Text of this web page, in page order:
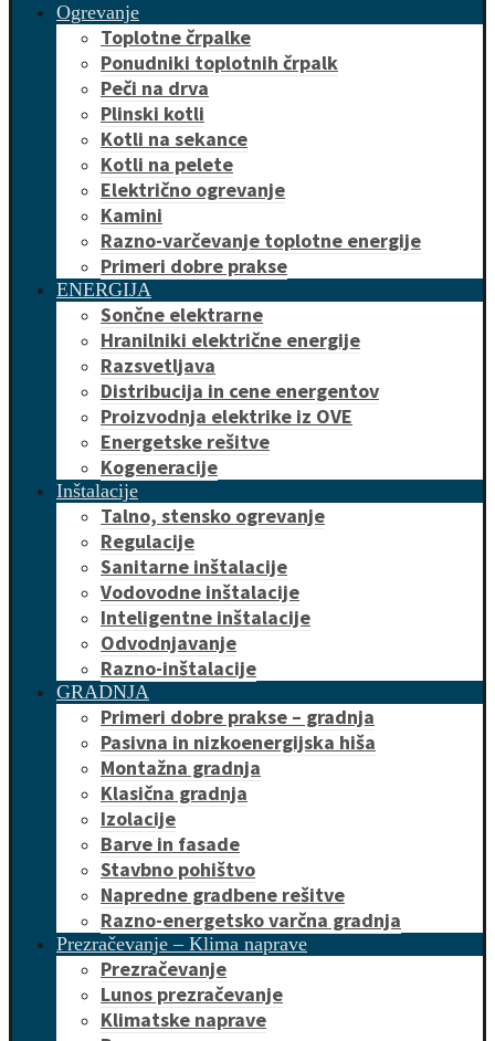
Ogrevanje
Toplotne črpalke
Ponudniki toplotnih črpalk
Peči na drva
Plinski kotli
Kotli na sekance
Kotli na pelete
Električno ogrevanje
Kamini
Razno-varčevanje toplotne energije
Primeri dobre prakse
ENERGIJA
Sončne elektrarne
Hranilniki električne energije
Razsvetljava
Distribucija in cene energentov
Proizvodnja elektrike iz OVE
Energetske rešitve
Kogeneracije
Inštalacije
Talno, stensko ogrevanje
Regulacije
Sanitarne inštalacije
Vodovodne inštalacije
Inteligentne inštalacije
Odvodnjavanje
Razno-inštalacije
GRADNJA
Primeri dobre prakse – gradnja
Pasivna in nizkoenergijska hiša
Montažna gradnja
Klasična gradnja
Izolacije
Barve in fasade
Stavbno pohištvo
Napredne gradbene rešitve
Razno-energetsko varčna gradnja
Prezračevanje – Klima naprave
Prezračevanje
Lunos prezračevanje
Klimatske naprave